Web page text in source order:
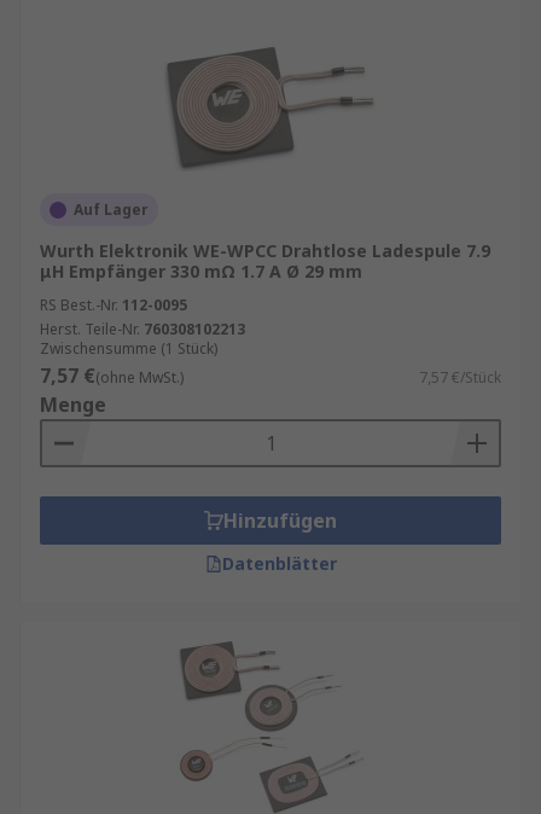
Auf Lager
Wurth Elektronik WE-WPCC Drahtlose Ladespule 7.9
μH Empfänger 330 mΩ 1.7 A Ø 29 mm
RS Best.-Nr. 112-0095
Herst. Teile-Nr. 760308102213
Zwischensumme (1 Stück)
7,57 €(ohne MwSt.) 7,57 €/Stück
Menge
Hinzufügen
Datenblätter